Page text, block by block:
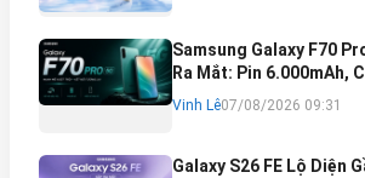
Samsung Galaxy F70
Ra Mắt: Pin 6.000mAh,
Phần Mềm 6 Năm
Vinh Lê07/08/2026 09:31
Galaxy S26 FE Lộ Diện